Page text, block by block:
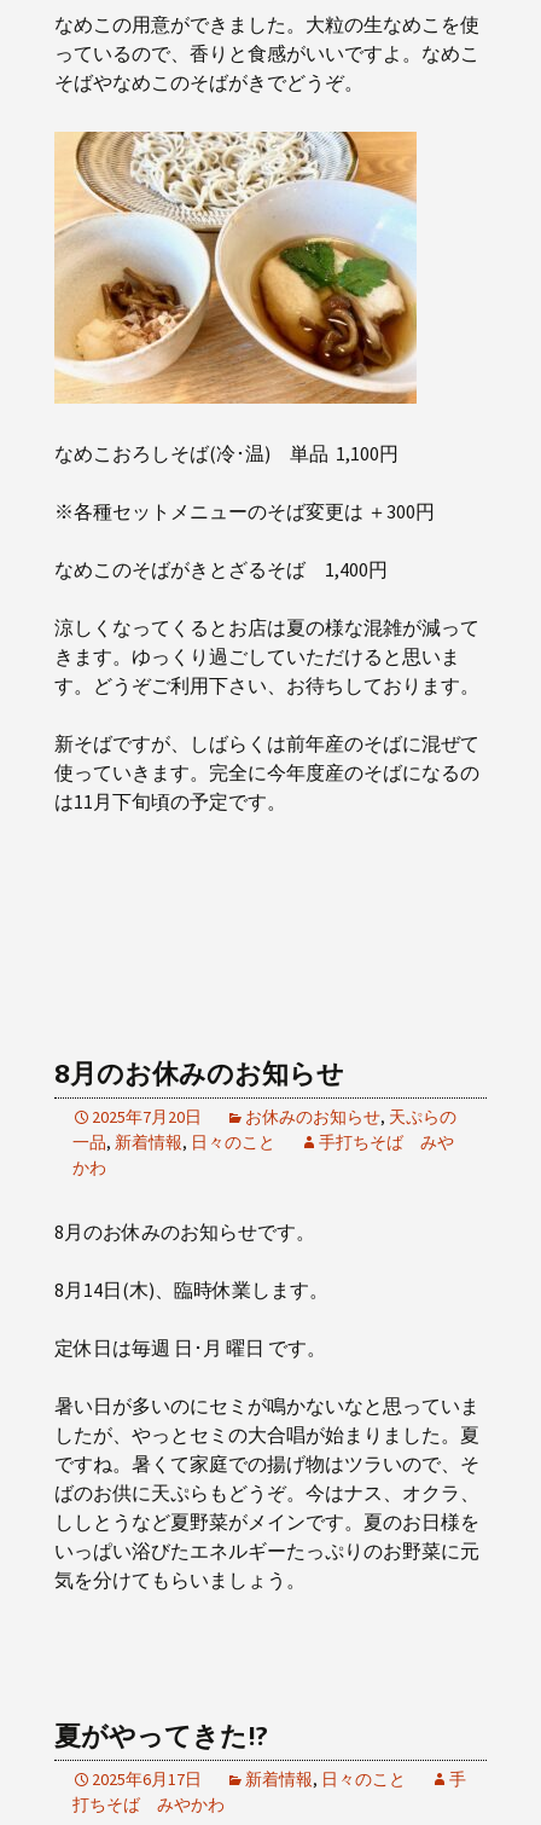
なめこの用意ができました。大粒の生なめこを使
っているので、香りと食感がいいですよ。なめこ
そばやなめこのそばがきでどうぞ。
なめこおろしそば(冷･温) 単品 1,100円
※各種セットメニューのそば変更は ＋300円
なめこのそばがきとざるそば 1,400円
涼しくなってくるとお店は夏の様な混雑が減って
きます。ゆっくり過ごしていただけると思いま
す。どうぞご利用下さい、お待ちしております。
新そばですが、しばらくは前年産のそばに混ぜて
使っていきます。完全に今年度産のそばになるの
は11月下旬頃の予定です。
8月のお休みのお知らせ
2025年7月20日 お休みのお知らせ, 天ぷらの
一品, 新着情報, 日々のこと
手打ちそば みや
かわ
8月のお休みのお知らせです。
8月14日(木)、臨時休業します。
定休日は毎週 日･月 曜日 です。
暑い日が多いのにセミが鳴かないなと思っていま
したが、やっとセミの大合唱が始まりました。夏
ですね。暑くて家庭での揚げ物はツラいので、そ
ばのお供に天ぷらもどうぞ。今はナス、オクラ、
ししとうなど夏野菜がメインです。夏のお日様を
いっぱい浴びたエネルギーたっぷりのお野菜に元
気を分けてもらいましょう。
夏がやってきた!?
2025年6月17日 新着情報, 日々のこと
手
打ちそば みやかわ